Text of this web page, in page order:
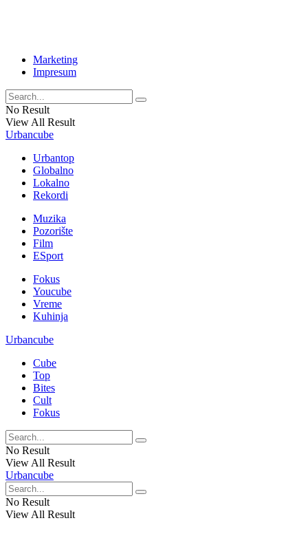
Marketing
Impresum
No Result
View All Result
Urbancube
Urbantop
Globalno
Lokalno
Rekordi
Muzika
Pozorište
Film
ESport
Fokus
Youcube
Vreme
Kuhinja
Urbancube
Cube
Top
Bites
Cult
Fokus
No Result
View All Result
Urbancube
No Result
View All Result